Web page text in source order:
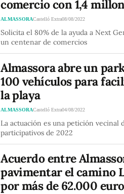
comercio con 1,4
ALMASSORACastelló Extra08/08/2022
Solicita el 80% de la ayuda a Next
un centenar de comercios
Almassora abre un
100 vehículos para
la playa
ALMASSORACastelló Extra04/08/2022
La actuación es una petición vecinal
participativos de 2022
Acuerdo entre
pavimentar el camino
por más de 62.000